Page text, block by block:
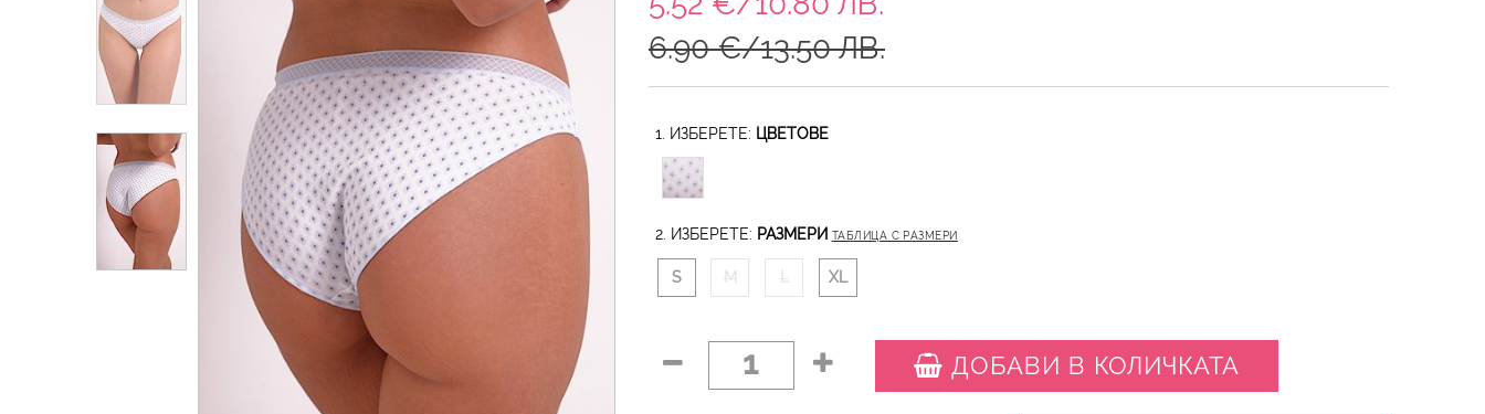
6.90 €/13.50 ЛВ.
1. ИЗБЕРЕТЕ: ЦВЕТОВЕ
2. ИЗБЕРЕТЕ: РАЗМЕРИ ТАБЛИЦА С РАЗМЕРИ
S M L XL
1 ДОБАВИ В КОЛИЧКАТА